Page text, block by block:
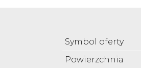
Symbol oferty
Powierzchnia